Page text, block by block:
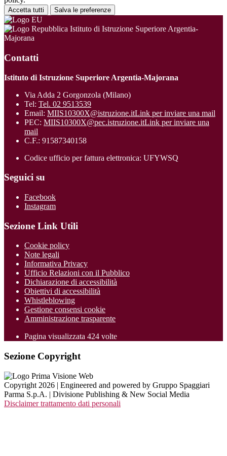
Accetta tutti Salva le preferenze
Istituto di Istruzione Superiore Argentia-
Majorana
Contatti
Istituto di Istruzione Superiore Argentia-Majorana
Via Adda 2 Gorgonzola (Milano)
Tel: Tel. 02 9513539
Email: MIIS10300X@istruzione.itLink per inviare una mail
PEC: MIIS10300X@pec.istruzione.itLink per inviare una
mail
C.F.: 91587340158
Codice ufficio per fattura elettronica: UFYWSQ
Seguici su
Facebook
Instagram
Sezione Link Utili
Cookie policy
Note legali
Informativa Privacy
Ufficio Relazioni con il Pubblico
Dichiarazione di accessibilità
Obiettivi di accessibilità
Whistleblowing
Gestione consensi cookie
Amministrazione trasparente
Pagina visualizzata 424 volte
Sezione Copyright
Copyright 2026 | Engineered and powered by Gruppo Spaggiari
Parma S.p.A. | Divisione Publishing & New Social Media
Disclaimer trattamento dati personali